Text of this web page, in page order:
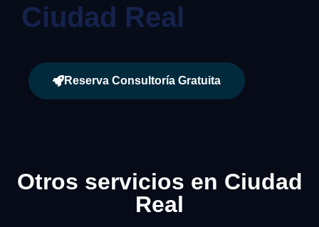
Ciudad Real
Reserva Consultoría Gratuita
Otros servicios en Ciudad
Real